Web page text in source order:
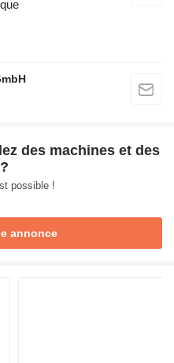
des machines et des
possible !
annonce